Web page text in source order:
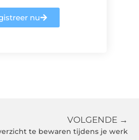
nu
VOLGENDE →
te bewaren tijdens je werk